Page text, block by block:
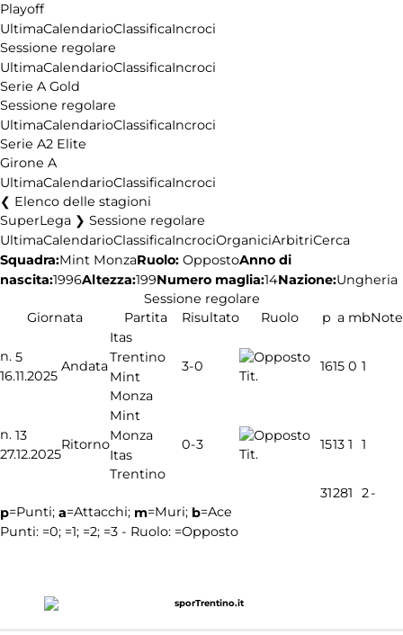
Playoff
UltimaCalendarioClassificaIncroci
Sessione regolare
UltimaCalendarioClassificaIncroci
Serie A Gold
Sessione regolare
UltimaCalendarioClassificaIncroci
Serie A2 Elite
Girone A
UltimaCalendarioClassificaIncroci
Elenco delle stagioni
SuperLega ❯ Sessione regolare
UltimaCalendarioClassificaIncrociOrganiciArbitriCerca
Squadra:Mint MonzaRuolo: OppostoAnno di
nascita:1996Altezza:199Numero maglia:14Nazione:Ungheria
Sessione regolare
Giornata
Partita Risultato Ruolo p a mbNote
n. 5
16.11.2025
Andata
Itas
Trentino
Mint
Monza
3-0
Tit.
1615 0 1
n. 13
27.12.2025
Ritorno
Mint
Monza
Itas
Trentino
0-3
Tit.
1513 1 1
31281 2-
p=Punti; a=Attacchi; m=Muri; b=Ace
Punti: =0; =1; =2; =3 - Ruolo: =Opposto